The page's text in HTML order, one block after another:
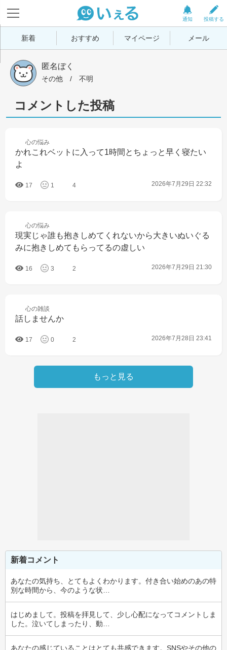
投稿する
通知
新着 おすすめ マイページ メール
匿名ぼく
その他 / 不明
コメントした投稿
心の悩み
かれこれベットに入って1時間とちょっと早く寝たい
よ
17 1 4 2026年7月29日 22:32
心の悩み
現実じゃ誰も抱きしめてくれないから大きいぬいぐる
みに抱きしめてもらってるの虚しい
16 3 2 2026年7月29日 21:30
心の雑談
話しませんか
17 0 2 2026年7月28日 23:41
もっと見る
新着コメント
あなたの気持ち、とてもよくわかります。付き合い始めのあの特
別な時間から、今のような状…
はじめまして。投稿を拝見して、少し心配になってコメントしま
した。泣いてしまったり、動…
あなたの感じていることはとても共感できます。SNSやその他の